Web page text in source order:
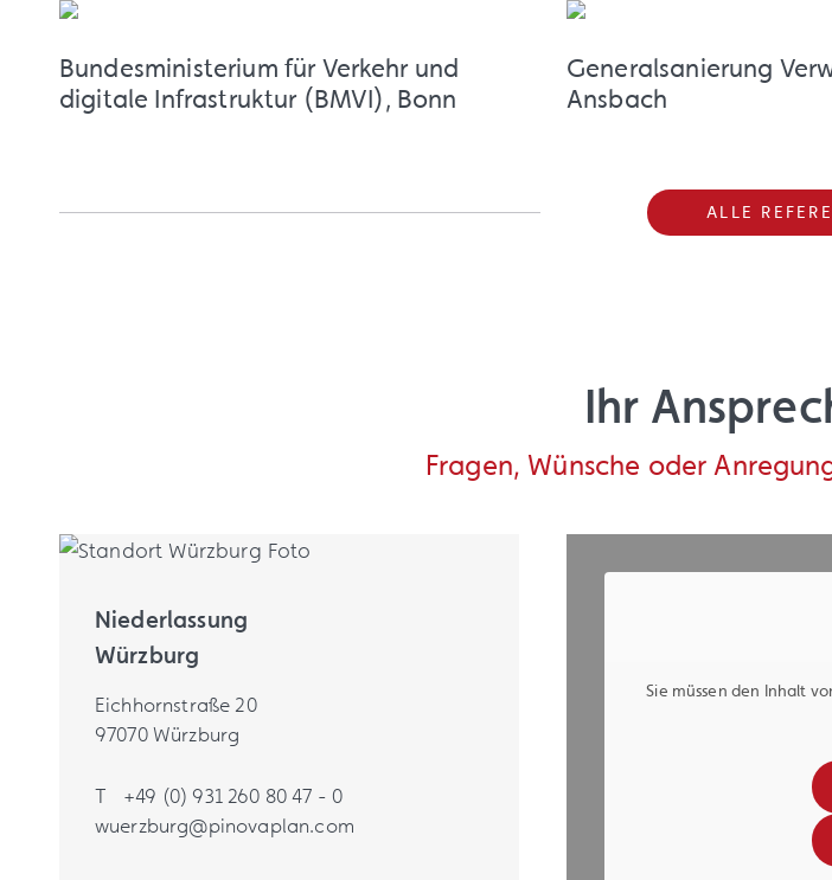
Bundesministerium für Verkehr und
digitale Infrastruktur (BMVI), Bonn
Generalsanierung
Ansbach
ALLE
Ihr
Fragen, Wünsche oder
Niederlassung
Würzburg
Eichhornstraße 20
97070 Würzburg
T
+49 (0) 931 260 80 47 - 0
wuerzburg@pinovaplan.com
Sie müssen den Inhalt